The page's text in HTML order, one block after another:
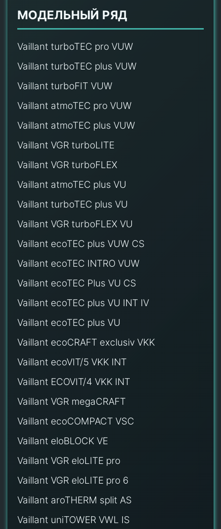
МОДЕЛЬНЫЙ РЯД
Vaillant turboTEC pro VUW
Vaillant turboTEC plus VUW
Vaillant turboFIT VUW
Vaillant atmoTEC pro VUW
Vaillant atmoTEC plus VUW
Vaillant VGR turboLITE
Vaillant VGR turboFLEX
Vaillant atmoTEC plus VU
Vaillant turboTEC plus VU
Vaillant VGR turboFLEX VU
Vaillant ecoTEC plus VUW CS
Vaillant ecoTEC INTRO VUW
Vaillant ecoTEC Plus VU CS
Vaillant ecoTEC plus VU INT IV
Vaillant ecoTEC plus VU
Vaillant ecoCRAFT exclusiv VKK
Vaillant ecoVIT/5 VKK INT
Vaillant ECOVIT/4 VKK INT
Vaillant VGR megaCRAFT
Vaillant ecoCOMPACT VSC
Vaillant eloBLOCK VE
Vaillant VGR eloLITE pro
Vaillant VGR eloLITE pro 6
Vaillant aroTHERM split AS
Vaillant uniTOWER VWL IS